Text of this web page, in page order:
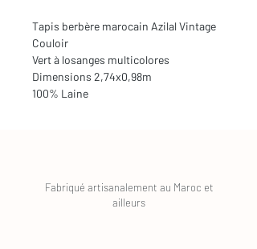
Tapis berbère marocain Azilal Vintage
Couloir
Vert à losanges multicolores
Dimensions 2,74x0,98m
100% Laine
Fabriqué artisanalement au Maroc et
ailleurs